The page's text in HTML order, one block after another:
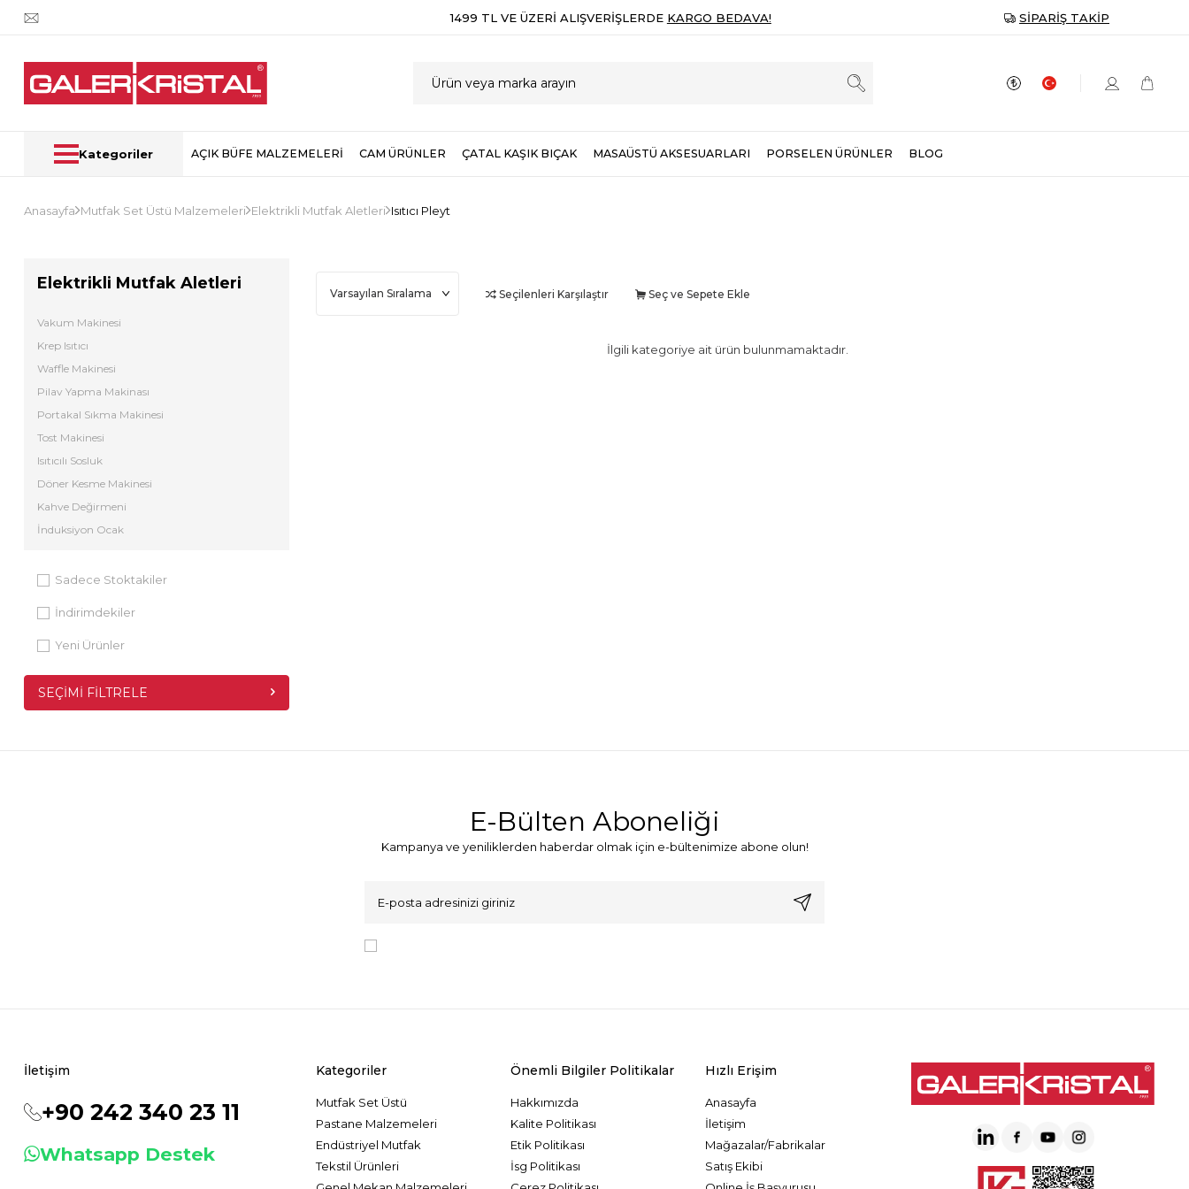
1499 TL VE ÜZERI ALIŞVERIŞLERDE KARGO BEDAVA! SIPARIŞ TAKIP
Kategoriler AÇIK BÜFE MALZEMELERİ CAM ÜRÜNLER ÇATAL KAŞIK BIÇAK MASAÜSTÜ AKSESUARLARI PORSELEN ÜRÜNLER BLOG
Anasayfa Mutfak Set Üstü Malzemeleri Elektrikli Mutfak Aletleri Isıtıcı Pleyt
Elektrikli Mutfak Aletleri
Vakum Makinesi
Krep Isıtıcı
Waffle Makinesi
Pilav Yapma Makinası
Portakal Sıkma Makinesi
Tost Makinesi
Isıtıcılı Sosluk
Döner Kesme Makinesi
Kahve Değirmeni
İnduksiyon Ocak
Sadece Stoktakiler
İndirimdekiler
Yeni Ürünler
SEÇIMI FILTRELE
Seçilenleri Karşılaştır Seç ve Sepete Ekle
İlgili kategoriye ait ürün bulunmamaktadır.
E-Bülten Aboneliği
Kampanya ve yeniliklerden haberdar olmak için e-bültenimize abone olun!
İletişim
+90 242 340 23 11
Whatsapp Destek
Kategoriler
Mutfak Set Üstü
Pastane Malzemeleri
Endüstriyel Mutfak
Tekstil Ürünleri
Önemli Bilgiler Politikalar
Hakkımızda
Kalite Politikası
Etik Politikası
İsg Politikası
Hızlı Erişim
Anasayfa
İletişim
Mağazalar/Fabrikalar
Satış Ekibi